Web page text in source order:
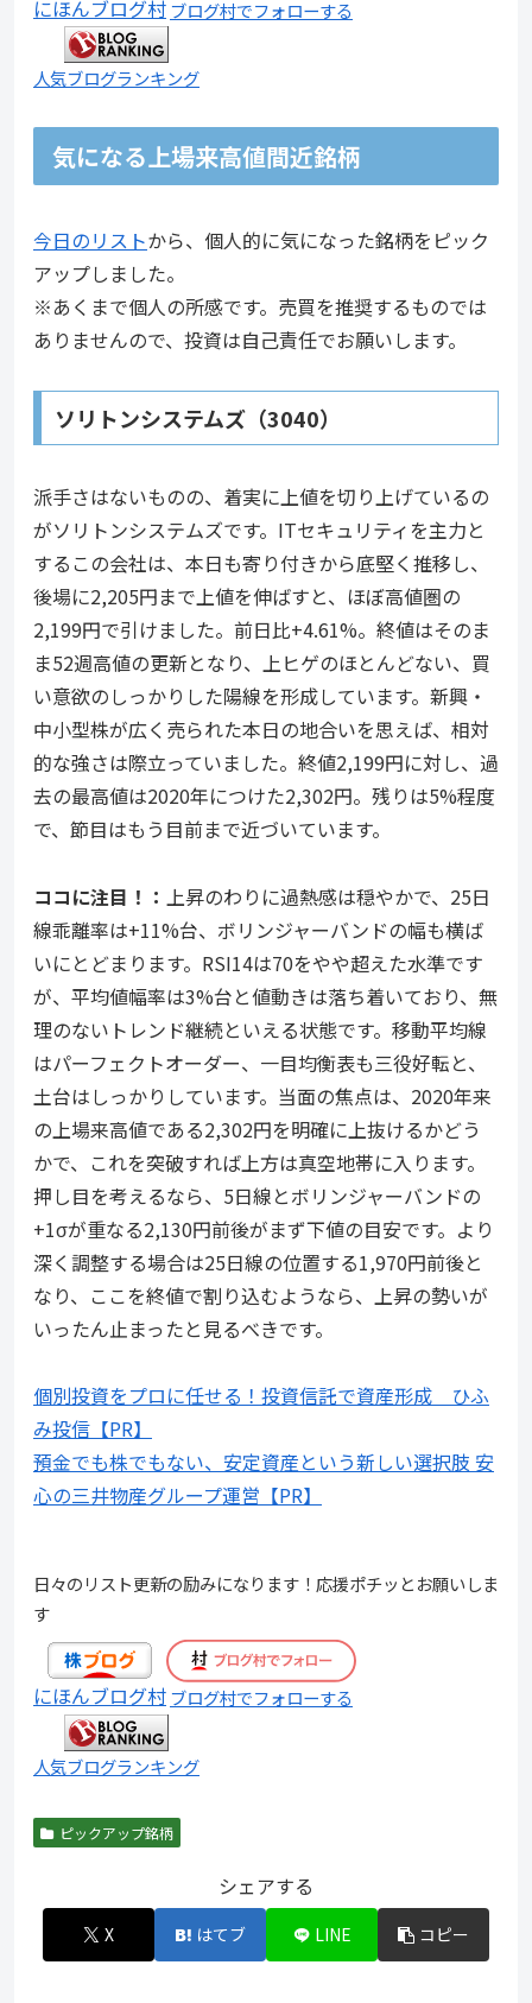
にほんブログ村ブログ村でフォローする
人気ブログランキング
気になる上場来高値間近銘柄
今日のリストから、個人的に気になった銘柄をピック
アップしました。
※あくまで個人の所感です。売買を推奨するものでは
ありませんので、投資は自己責任でお願いします。
ソリトンシステムズ（3040）
派手さはないものの、着実に上値を切り上げているの
がソリトンシステムズです。ITセキュリティを主力と
するこの会社は、本日も寄り付きから底堅く推移し、
後場に2,205円まで上値を伸ばすと、ほぼ高値圏の
2,199円で引けました。前日比+4.61%。終値はそのま
ま52週高値の更新となり、上ヒゲのほとんどない、買
い意欲のしっかりした陽線を形成しています。新興・
中小型株が広く売られた本日の地合いを思えば、相対
的な強さは際立っていました。終値2,199円に対し、過
去の最高値は2020年につけた2,302円。残りは5%程度
で、節目はもう目前まで近づいています。
ココに注目！： 上昇のわりに過熱感は穏やかで、25日
線乖離率は+11%台、ボリンジャーバンドの幅も横ば
いにとどまります。RSI14は70をやや超えた水準です
が、平均値幅率は3%台と値動きは落ち着いており、無
理のないトレンド継続といえる状態です。移動平均線
はパーフェクトオーダー、一目均衡表も三役好転と、
土台はしっかりしています。当面の焦点は、2020年来
の上場来高値である2,302円を明確に上抜けるかどう
かで、これを突破すれば上方は真空地帯に入ります。
押し目を考えるなら、5日線とボリンジャーバンドの
+1σが重なる2,130円前後がまず下値の目安です。より
深く調整する場合は25日線の位置する1,970円前後と
なり、ここを終値で割り込むようなら、上昇の勢いが
いったん止まったと見るべきです。
個別投資をプロに任せる！投資信託で資産形成 ひふ
み投信【PR】
預金でも株でもない、安定資産という新しい選択肢 安
心の三井物産グループ運営【PR】
日々のリスト更新の励みになります！応援ポチッとお願いしま
す
にほんブログ村ブログ村でフォローする
人気ブログランキング
ピックアップ銘柄
シェアする
X はてブ LINE コピー